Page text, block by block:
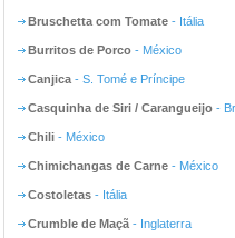
Bruschetta com Tomate - Itália
Burritos de Porco - México
Canjica - S. Tomé e Príncipe
Casquinha de Siri / Carangueijo -
Chili - México
Chimichangas de Carne - México
Costoletas - Itália
Crumble de Maçã - Inglaterra